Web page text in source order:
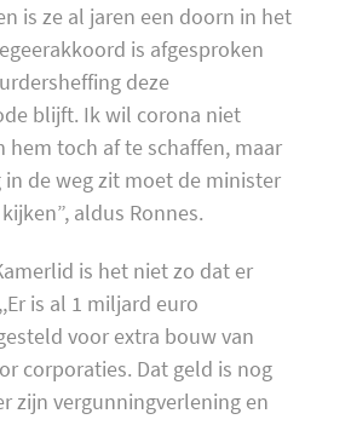
is ze al jaren een doorn in het
is afgesproken
deze
blijft. Ik wil corona niet
hem toch af te schaffen, maar
in de weg zit moet de minister
aldus Ronnes.
is het niet zo dat er
is al 1 miljard euro
voor extra bouw van
corporaties. Dat geld is nog
zijn vergunningverlening en